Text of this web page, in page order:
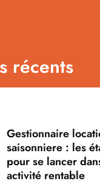
récents
Gestionnaire
saisonniere : les
pour se lancer
activité rentable